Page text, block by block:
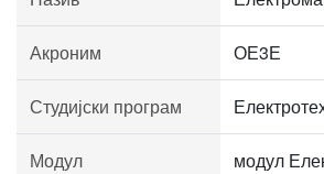
Акроним ОЕ3Е
Студијски програм
Модул модул